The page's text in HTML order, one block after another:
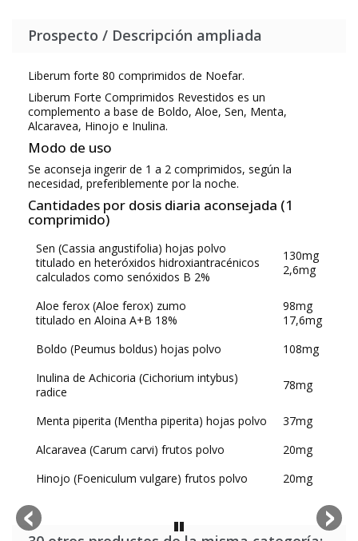
Prospecto / Descripción ampliada
Liberum forte 80 comprimidos de Noefar.
Liberum Forte Comprimidos Revestidos es un
complemento a base de Boldo, Aloe, Sen, Menta,
Alcaravea, Hinojo e Inulina.
Modo de uso
Se aconseja ingerir de 1 a 2 comprimidos, según la
necesidad, preferiblemente por la noche.
Cantidades por dosis diaria aconsejada (1
comprimido)
Sen (Cassia angustifolia) hojas polvo
titulado en heteróxidos hidroxiantracénicos
calculados como senóxidos B 2%
130mg
2,6mg
Aloe ferox (Aloe ferox) zumo
titulado en Aloina A+B 18%
98mg
17,6mg
Boldo (Peumus boldus) hojas polvo
108mg
Inulina de Achicoria (Cichorium intybus)
radice
78mg
Menta piperita (Mentha piperita) hojas polvo
37mg
Alcaravea (Carum carvi) frutos polvo
20mg
Hinojo (Foeniculum vulgare) frutos polvo
20mg